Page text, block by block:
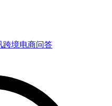
跨境电商问答